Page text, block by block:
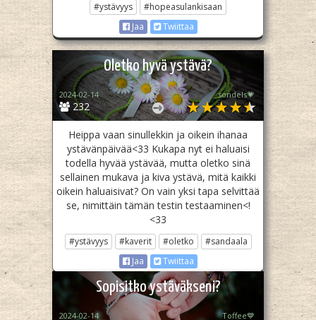
#ystävyys
#hopeasulankisaan
Jaa
Twiittaa
Oletko hyvä ystävä?
232
2024-02-14 sondels💗
Heippa vaan sinullekkin ja oikein ihanaa
ystävänpäivää<33 Kukapa nyt ei haluaisi
todella hyvää ystävää, mutta oletko sinä
sellainen mukava ja kiva ystävä, mitä kaikki
oikein haluaisivat? On vain yksi tapa selvittää
se, nimittäin tämän testin testaaminen<!
<33
#ystävyys #kaverit #oletko
#sandaala
Jaa
Twiittaa
Sopisitko ystäväkseni?
2024-02-14 Toffee💙